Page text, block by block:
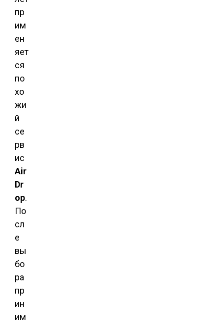
пр
им
ен
яет
ся
по
хо
жи
й
се
рв
ис
Air
Dr
op.
По
сл
е
вы
бо
ра
пр
ин
им